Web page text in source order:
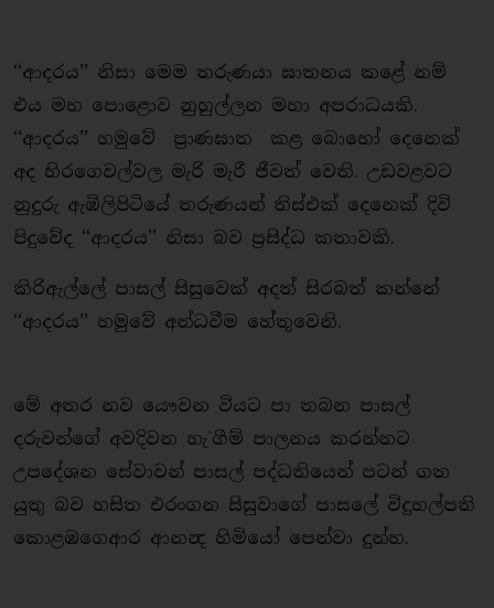
‘‘ආදරය’’ නිසා මෙම තරුණයා ඝාතනය කළේ නම්
එය මහ පොළොව නුහුල්ලන මහා අපරාධයකි.
‘‘ආදරය’’ හමුවේ ප‍්‍රාණඝාත කළ බොහෝ දෙනෙක්
අද හිරගෙවල්වල මැරි මැරී ජීවත් වෙති. උඩවළවට
නුදුරු ඇඹිලිපිටියේ තරුණයන් තිස්එක් දෙනෙක් දිවි
පිදුවේද ‘‘ආදරය’’ නිසා බව ප‍්‍රසිද්ධ කතාවකි.
කිරිඇල්ලේ පාසල් සිසුවෙක් අදත් සිරබත් කන්නේ
‘‘ආදරය’’ හමුවේ අන්ධවීම හේතුවෙනි.
මේ අතර නව යෞවන වියට පා තබන පාසල්
දරුවන්ගේ අවදිවන හැ`ගීම් පාලනය කරන්නට
උපදේශන සේවාවන් පාසල් පද්ධතියෙන් පටන් ගත
යුතු බව හසිත එරංගන සිසුවාගේ පාසලේ විදුහල්පති
කොළඹගෙආර ආනන්‍ද හිමියෝ පෙන්වා දුන්හ.